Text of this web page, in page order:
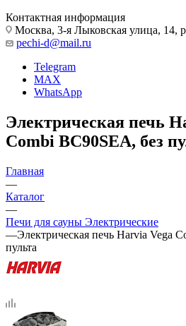
Контактная информация
Москва, 3-я Лыковская улица, 14,
pechi-d@mail.ru
Telegram
MAX
WhatsApp
Электрическая печь
Combi BC90SEA, без
Главная
—
Каталог
—
Печи для сауны Электрические
—Электрическая печь Harvia Vega
пульта